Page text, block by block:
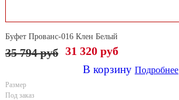
Буфет Прованс-016 Клен Белый
35 794руб 31 320 руб
В корзину Подробнее
Размер
Под заказ